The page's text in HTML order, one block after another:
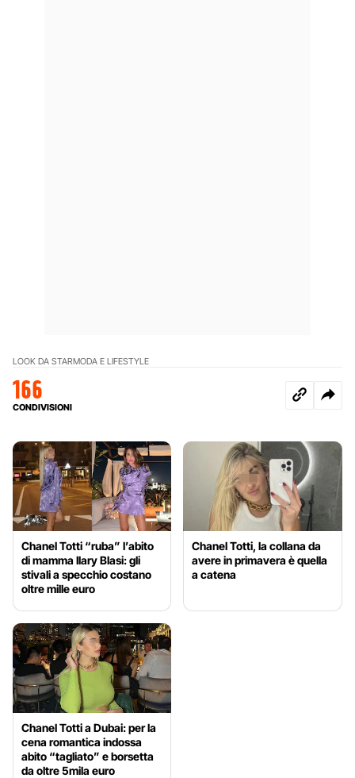
LOOK DA STARMODA E LIFESTYLE
166
CONDIVISIONI
Chanel Totti “ruba” l’abito
di mamma Ilary Blasi: gli
stivali a specchio costano
oltre mille euro
Chanel Totti, la collana da
avere in primavera è quella
a catena
Chanel Totti a Dubai: per la
cena romantica indossa
abito “tagliato” e borsetta
da oltre 5mila euro